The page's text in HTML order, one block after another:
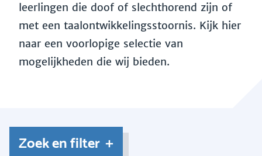
leerlingen die doof of slechthorend zijn of
met een taalontwikkelingsstoornis. Kijk hier
naar een voorlopige selectie van
mogelijkheden die wij bieden.
Zoek en filter